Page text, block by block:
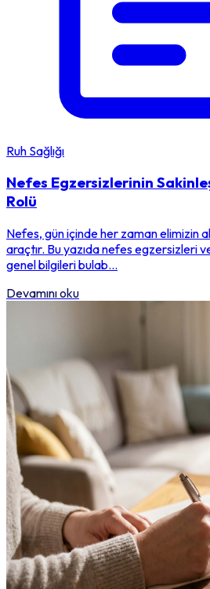
Ruh Sağlığı
Nefes Egzersizlerinin
Rolü
Nefes, gün içinde her zaman elimizin
araçtır. Bu yazıda nefes egzersizleri
genel bilgileri bulab...
Devamını oku